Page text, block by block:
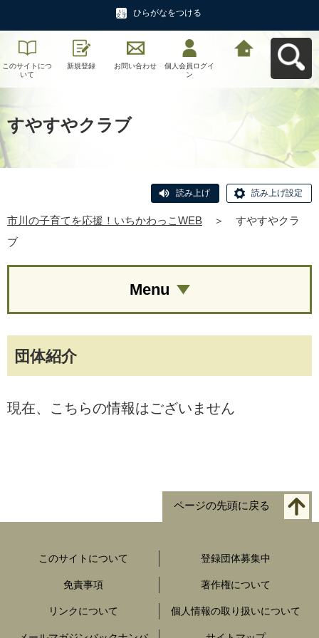
ひらがなをつける
このサイトにつ
いて
新規登録 お問い合わせ
個人会員ログイ
ン
すやすやクラブ
読み上げ 読み上げ設定
市川の子育てを応援！いちかわっこWEB ＞
すやすやクラ
ブ
団体紹介
現在、こちらの情報はございません
Menu
ページの先頭に戻る
このサイトについて 登録団体募集中
免責事項 著作権について
リンクについて 個人情報の取り扱いについて